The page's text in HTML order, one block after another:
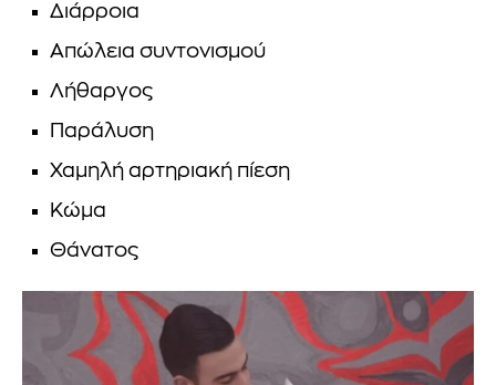
Διάρροια
Απώλεια συντονισμού
Λήθαργος
Παράλυση
Χαμηλή αρτηριακή πίεση
Κώμα
Θάνατος